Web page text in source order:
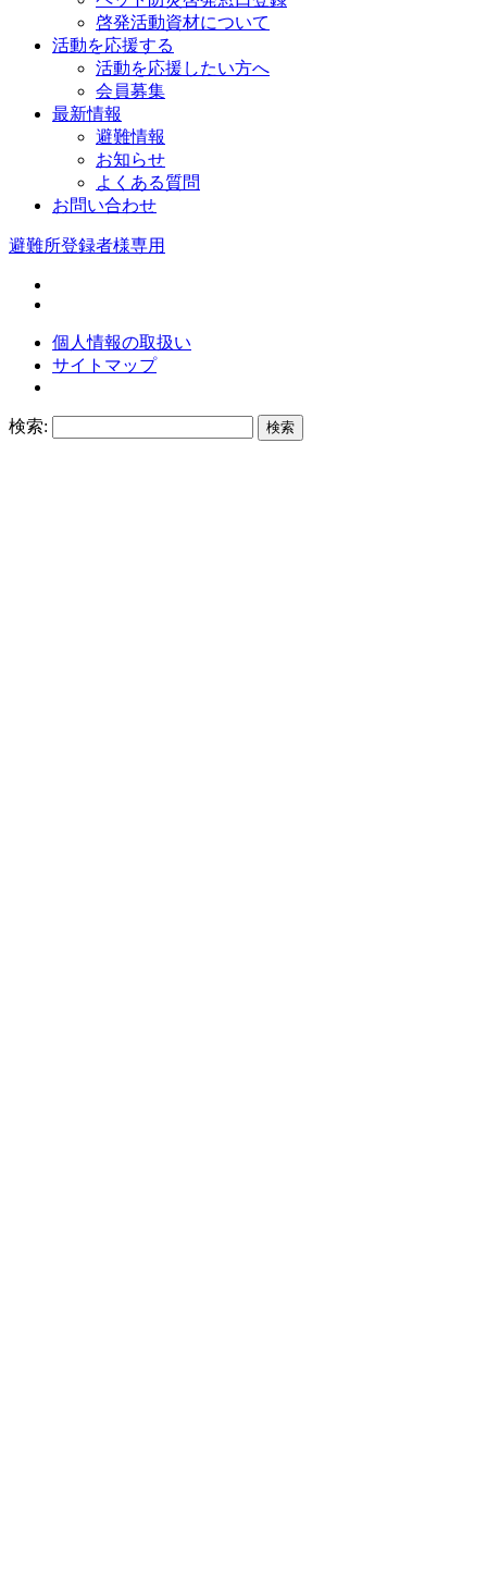
啓発活動資材について
活動を応援する
活動を応援したい方へ
会員募集
最新情報
避難情報
お知らせ
よくある質問
お問い合わせ
避難所登録者様専用
個人情報の取扱い
サイトマップ
検索: